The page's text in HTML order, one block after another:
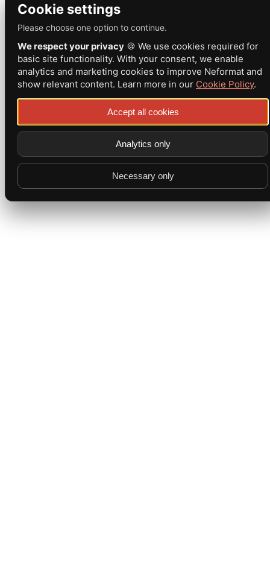
Cookie settings
Please choose one option to continue.
We respect your privacy 🍪 We use cookies required for
basic site functionality. With your consent, we enable
analytics and marketing cookies to improve Neformat and
show relevant content. Learn more in our Cookie Policy.
Accept all cookies
Analytics only
Necessary only